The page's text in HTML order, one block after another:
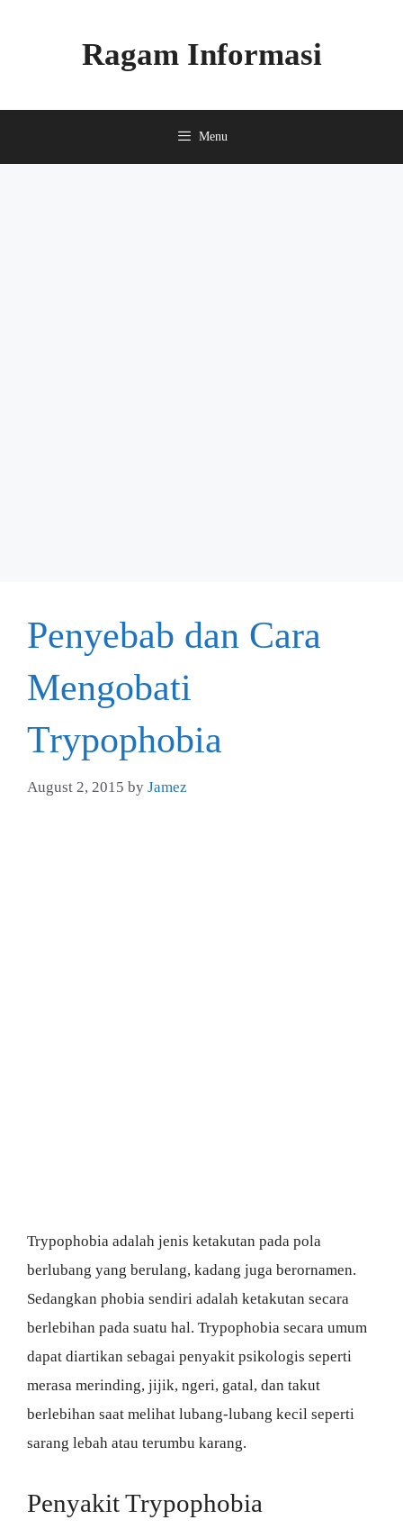
Ragam Informasi
Menu
Penyebab dan Cara
Mengobati
Trypophobia
August 2, 2015 by Jamez
Trypophobia adalah jenis ketakutan pada pola
berlubang yang berulang, kadang juga berornamen.
Sedangkan phobia sendiri adalah ketakutan secara
berlebihan pada suatu hal. Trypophobia secara umum
dapat diartikan sebagai penyakit psikologis seperti
merasa merinding, jijik, ngeri, gatal, dan takut
berlebihan saat melihat lubang-lubang kecil seperti
sarang lebah atau terumbu karang.
Penyakit Trypophobia